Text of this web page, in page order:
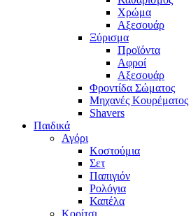
Χρώμα
Αξεσουάρ
Ξύρισμα
Προϊόντα
Αφροί
Αξεσουάρ
Φροντίδα Σώματος
Μηχανές Κουρέματος
Shavers
Παιδικά
Αγόρι
Κοστούμια
Σετ
Παπιγιόν
Ρολόγια
Καπέλα
Κορίτσι